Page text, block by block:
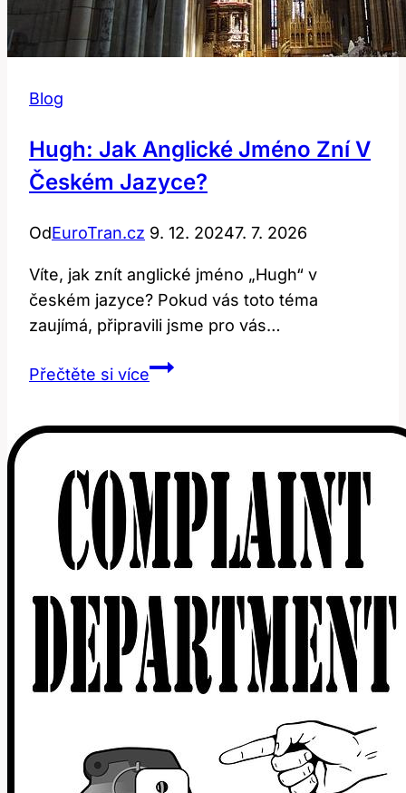
Blog
Hugh: Jak Anglické Jméno Zní V
Českém Jazyce?
OdEuroTran.cz 9. 12. 20247. 7. 2026
Víte, jak znít anglické jméno „Hugh“ v
českém jazyce? Pokud vás toto téma
zaujímá, připravili jsme pro vás…
Přečtěte si víceHugh:
Zní
v
Českém
Jazyce?